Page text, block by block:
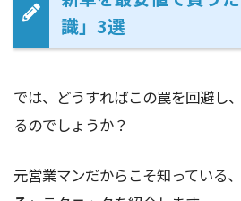
識」3選
では、どうすればこの罠を回避し
るのでしょうか？
元営業マンだからこそ知っている、